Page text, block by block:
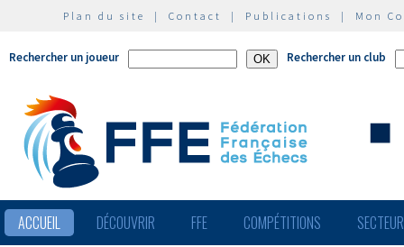
Plan du site | Contact | Publications | Mon
Rechercher un joueur Rechercher un club
ACCUEIL DÉCOUVRIR FFE COMPÉTITIONS